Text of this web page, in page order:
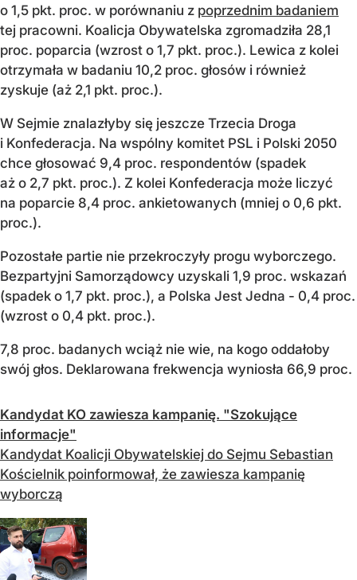
o 1,5 pkt. proc. w porównaniu z poprzednim badaniem
tej pracowni. Koalicja Obywatelska zgromadziła 28,1
proc. poparcia (wzrost o 1,7 pkt. proc.). Lewica z kolei
otrzymała w badaniu 10,2 proc. głosów i również
zyskuje (aż 2,1 pkt. proc.).
W Sejmie znalazłyby się jeszcze Trzecia Droga
i Konfederacja. Na wspólny komitet PSL i Polski 2050
chce głosować 9,4 proc. respondentów (spadek
aż o 2,7 pkt. proc.). Z kolei Konfederacja może liczyć
na poparcie 8,4 proc. ankietowanych (mniej o 0,6 pkt.
proc.).
Pozostałe partie nie przekroczyły progu wyborczego.
Bezpartyjni Samorządowcy uzyskali 1,9 proc. wskazań
(spadek o 1,7 pkt. proc.), a Polska Jest Jedna - 0,4 proc.
(wzrost o 0,4 pkt. proc.).
7,8 proc. badanych wciąż nie wie, na kogo oddałoby
swój głos. Deklarowana frekwencja wyniosła 66,9 proc.
Kandydat KO zawiesza kampanię. "Szokujące
informacje"
Kandydat Koalicji Obywatelskiej do Sejmu Sebastian
Kościelnik poinformował, że zawiesza kampanię
wyborczą